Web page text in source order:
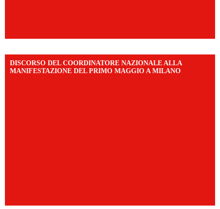
DISCORSO DEL COORDINATORE NAZIONALE ALLA
MANIFESTAZIONE DEL PRIMO MAGGIO A MILANO